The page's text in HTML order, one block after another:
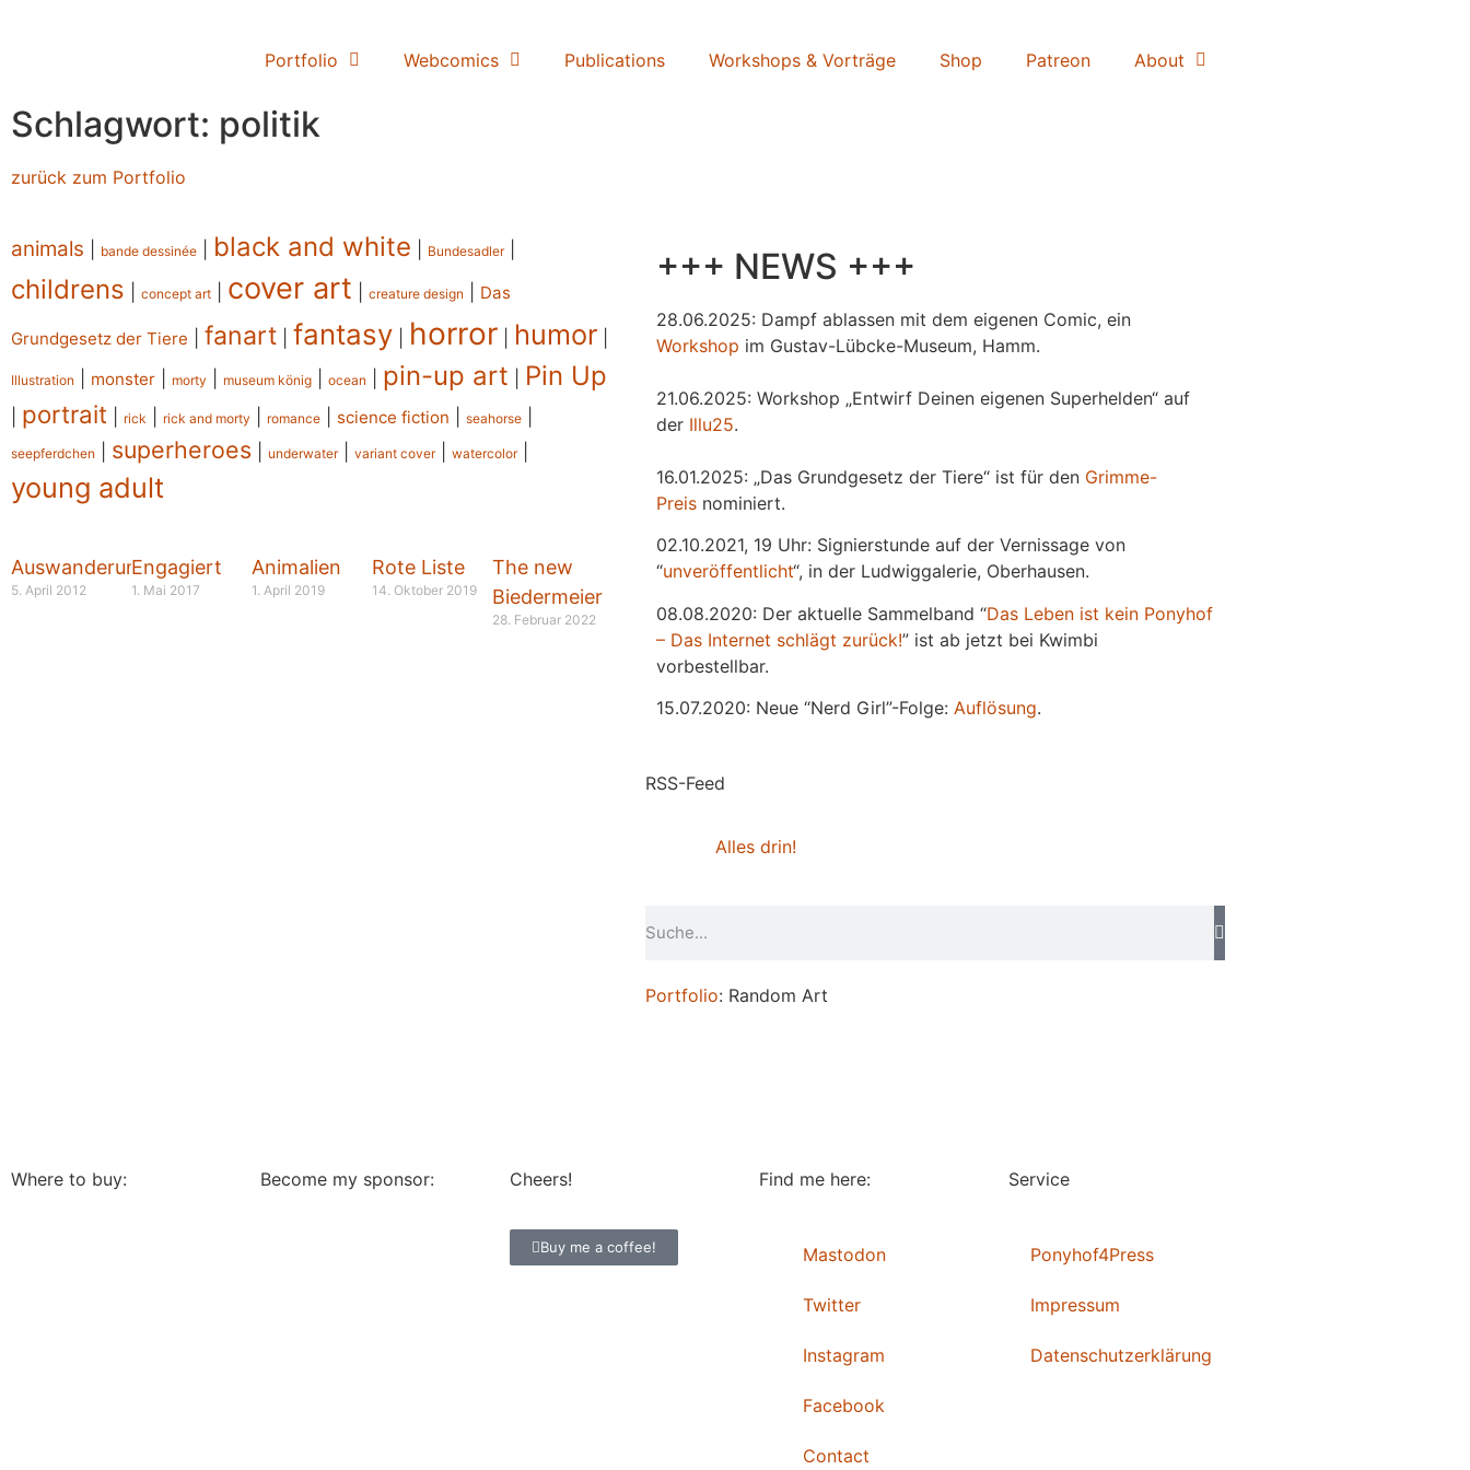
Portfolio Webcomics Publications Workshops & Vorträge Shop Patreon About
Schlagwort: politik
zurück zum Portfolio
animals bande dessinée black and white Bundesadler|
childrens concept art cover art creature design Das
Grundgesetz der Tiere fanart fantasy horror humor
Illustration monster morty museum könig ocean pin-up art Pin Up
portrait rick rick and morty romance science fiction seahorse
seepferdchen superheroes underwater| variant cover| watercolor|
young adult
Auswanderung
5. April 2012
Engagiert
1. Mai 2017
Animalien
1. April 2019
Rote Liste
14. Oktober 2019
The new
Biedermeier
28. Februar 2022
+++ NEWS +++
28.06.2025: Dampf ablassen mit dem eigenen Comic, ein
Workshop im Gustav-Lübcke-Museum, Hamm.
21.06.2025: Workshop „Entwirf Deinen eigenen Superhelden“ auf
der Illu25.
16.01.2025: „Das Grundgesetz der Tiere“ ist für den Grimme-
Preis nominiert.
02.10.2021, 19 Uhr: Signierstunde auf der Vernissage von
“unveröffentlicht“, in der Ludwiggalerie, Oberhausen.
08.08.2020: Der aktuelle Sammelband “Das Leben ist kein Ponyhof
– Das Internet schlägt zurück!” ist ab jetzt bei Kwimbi
vorbestellbar.
15.07.2020: Neue “Nerd Girl”-Folge: Auflösung.
RSS-Feed
Alles drin!
Portfolio: Random Art
Where to buy: Become my sponsor: Cheers!
Buy me a coffee!
Find me here:
Mastodon
Twitter
Instagram
Facebook
Contact
Service
Ponyhof4Press
Impressum
Datenschutzerklärung